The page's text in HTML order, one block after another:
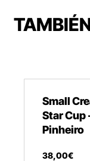
Small
Star Cup
Pinheiro
38,00€